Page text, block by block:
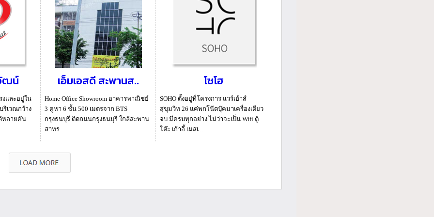
ฒน์
งและอยู่ใน
เวณกว้าง
หลายคัน
เอ็มเอสดี สะพานส..
Home Office Showroom อาคารพาณิชย์
3 คูหา 6 ชั้น 500 เมตรจาก BTS
กรุงธนบุรี ติดถนนกรุงธนบุรี ใกล้สะพาน
สาทร
โซโฮ
SOHO ตั้งอยู่ที่โครงการ แวร์เฮ้าส์
สุขุมวิท 26 แค่พกโน๊ตบุ๊คมาเครื่องเดียว
จบ มีครบทุกอย่าง ไม่ว่าจะเป็น Wifi ตู้
โต๊ะ เก้าอี้ เมสเ...